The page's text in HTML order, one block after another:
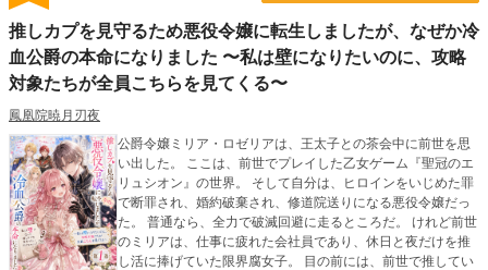
推しカプを見守るため悪役令嬢に転生しましたが、なぜか冷
血公爵の本命になりました 〜私は壁になりたいのに、攻略
対象たちが全員こちらを見てくる〜
鳳凰院暁月刃夜
公爵令嬢ミリア・ロゼリアは、王太子との茶会中に前世を思
い出した。 ここは、前世でプレイした乙女ゲーム『聖冠のエ
リュシオン』の世界。 そして自分は、ヒロインをいじめた罪
で断罪され、婚約破棄され、修道院送りになる悪役令嬢だっ
た。 普通なら、全力で破滅回避に走るところだ。 けれど前世
のミリアは、仕事に疲れた会社員であり、休日と夜だけを推
し活に捧げていた限界腐女子。 目の前には、前世で推してい